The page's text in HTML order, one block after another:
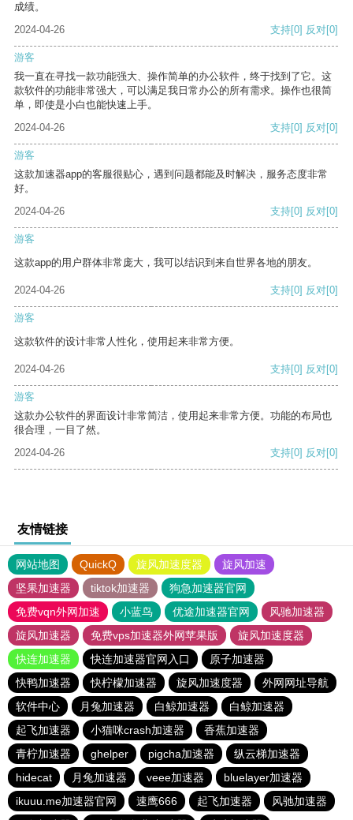
成绩。
2024-04-26
支持[0] 反对[0]
游客
我一直在寻找一款功能强大、操作简单的办公软件，终于找到了它。这
款软件的功能非常强大，可以满足我日常办公的所有需求。操作也很简
单，即使是小白也能快速上手。
2024-04-26
支持[0] 反对[0]
游客
这款加速器app的客服很贴心，遇到问题都能及时解决，服务态度非常
好。
2024-04-26
支持[0] 反对[0]
游客
这款app的用户群体非常庞大，我可以结识到来自世界各地的朋友。
2024-04-26 支持[0] 反对[0]
游客
这款软件的设计非常人性化，使用起来非常方便。
2024-04-26 支持[0] 反对[0]
游客
这款办公软件的界面设计非常简洁，使用起来非常方便。功能的布局也
很合理，一目了然。
2024-04-26
支持[0] 反对[0]
友情链接
网站地图 QuickQ 旋风加速度器
旋风加速
坚果加速器
tiktok加速器
狗急加速器官网
免费vqn外网加速
小蓝鸟 优途加速器官网
风驰加速器
旋风加速器
免费vps加速器外网苹果版
旋风加速度器
快连加速器
快连加速器官网入口
原子加速器
快鸭加速器
快柠檬加速器 旋风加速度器
外网网址导航
软件中心
月兔加速器 白鲸加速器
白鲸加速器
起飞加速器
小猫咪crash加速器
香蕉加速器
青柠加速器
ghelper pigcha加速器
纵云梯加速器
hidecat
月兔加速器 veee加速器
bluelayer加速器
ikuuu.me加速器官网
速鹰666 起飞加速器
风驰加速器